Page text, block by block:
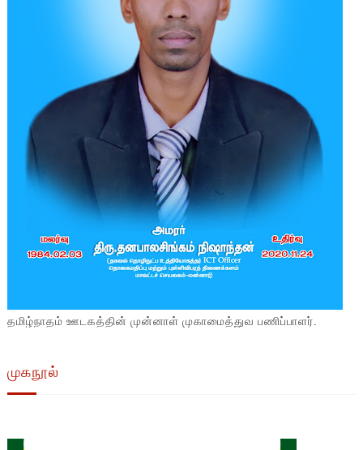
தமிழ்நாதம் ஊடகத்தின் முன்னாள் முகாமைத்துவ பணிப்பாளர்.
முகநூல்